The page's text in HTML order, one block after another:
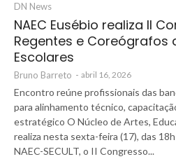
DN News
NAEC Eusébio realiza II
Regentes e Coreógrafos
Escolares
Bruno Barreto - abril 16, 2026
Encontro reúne profissionais das
para alinhamento técnico,
estratégico O Núcleo de Artes,
realiza nesta sexta-feira (17), das
NAEC-SECULT, o II Congresso...